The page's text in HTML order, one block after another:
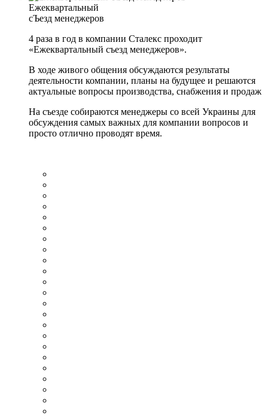
Ежеквартальный
сЪезд менеджеров
4 раза в год в компании Сталекс проходит
«Ежеквартальный съезд менеджеров».
В ходе живого общения обсуждаются результаты
деятельности компании, планы на будущее и решаются
актуальные вопросы производства, снабжения и продаж
На съезде собираются менеджеры со всей Украины для
обсуждения самых важных для компании вопросов и
просто отлично проводят время.